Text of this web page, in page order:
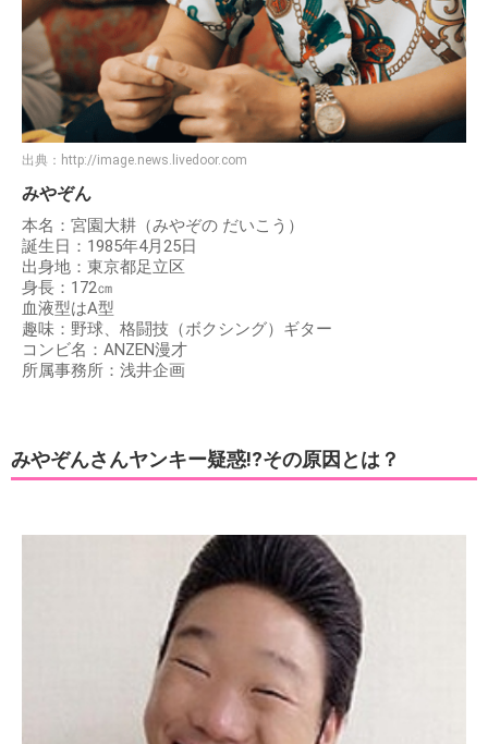
出典： http://image.news.livedoor.com
みやぞん
本名：宮園大耕（みやぞの だいこう）
誕生日：1985年4月25日
出身地：東京都足立区
身長：172㎝
血液型はA型
趣味：野球、格闘技（ボクシング）ギター
コンビ名：ANZEN漫才
所属事務所：浅井企画
みやぞんさんヤンキー疑惑!?その原因とは？